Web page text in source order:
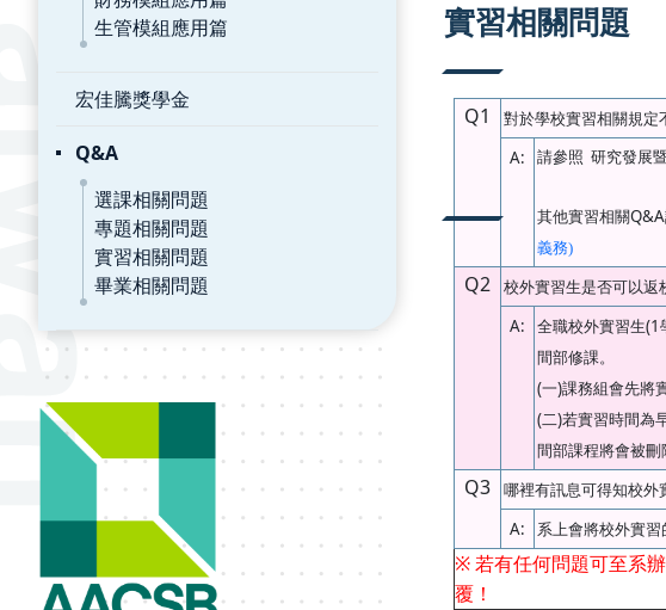
生管模組應用篇
宏佳騰獎學金
Q&A
選課相關問題
專題相關問題
實習相關問題
畢業相關問題
實習相關問題
Q1 對於學校實習相關規定
A: 請參照 研究發展
其他實習相關Q&A
義務)
Q2 校外實習生是否可以返
A: 全職校外實習生(1
間部修課。
(一)課務組會先將
(二)若實習時間為
間部課程將會被刪
Q3 哪裡有訊息可得知校外
A: 系上會將校外實習
※ 若有任何問題可至系辦
覆！